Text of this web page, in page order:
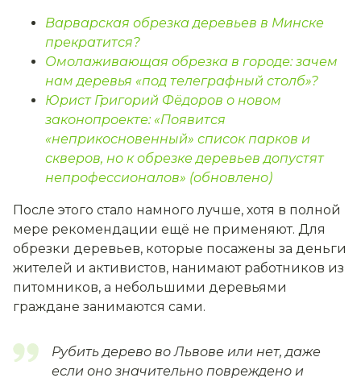
Варварская обрезка деревьев в Минске
прекратится?
Омолаживающая обрезка в городе: зачем
нам деревья «под телеграфный столб»?
Юрист Григорий Фёдоров о новом
законопроекте: «Появится
«неприкосновенный» список парков и
скверов, но к обрезке деревьев допустят
непрофессионалов» (обновлено)
После этого стало намного лучше, хотя в полной
мере рекомендации ещё не применяют. Для
обрезки деревьев, которые посажены за деньги
жителей и активистов, нанимают работников из
питомников, а небольшими деревьями
граждане занимаются сами.
Рубить дерево во Львове или нет, даже
если оно значительно повреждено и